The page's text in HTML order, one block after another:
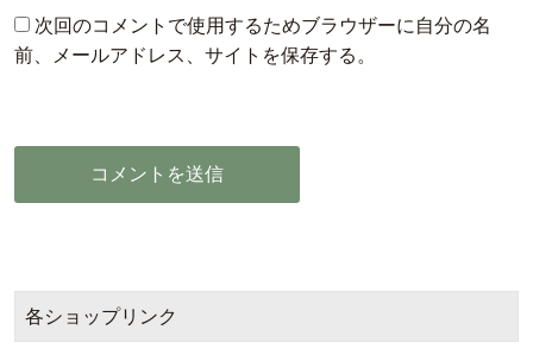
次回のコメントで使用するためブラウザーに自分の名
前、メールアドレス、サイトを保存する。
各ショップリンク